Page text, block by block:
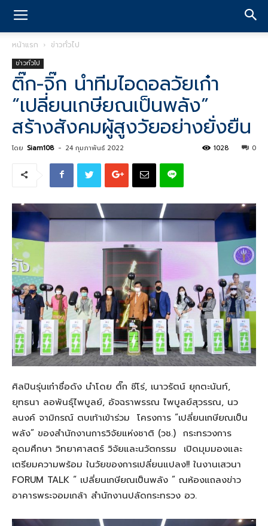
หน้าแรก ข่าวทั่วไป
ข่าวทั่วไป
ติ๊ก-จิ๊ก นำทีมไอดอลวัยเก๋า
“เปลี่ยนเกษียณเป็นพลัง”
สร้างสังคมผู้สูงวัยอย่างยั่งยืน
โดย Siam108 - 24 กุมภาพันธ์ 2022 0
1028
ศิลปินรุ่นเก๋าชื่อดัง นำโดย ติ๊ก ชีโร่, เนาวรัตน์ ยุกตะนันท์,
ยุทธนา ลอพันธุ์ไพบูลย์, อัจฉราพรรณ ไพบูลย์สุวรรณ, นว
ลนงค์ จามิกรณ์ ตบเท้าเข้าร่วม โครงการ “เปลี่ยนเกษียณเป็น
พลัง” ของสำนักงานการวิจัยแห่งชาติ (วช.) กระทรวงการ
อุดมศึกษา วิทยาศาสตร์ วิจัยและนวัตกรรม
เปิดมุมมองและ
เตรียมความพร้อม ในวัยของการเปลี่ยนแปลง!! ในงานเสวนา
FORUM TALK “ เปลี่ยนเกษียณเป็นพลัง ” ณห้องแถลงข่าว
อาคารพระจอมเกล้า สำนักงานปลัดกระทรวง อว.